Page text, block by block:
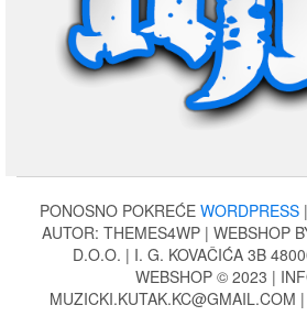
PONOSNO POKREĆE WORDPRESS |
AUTOR: THEMES4WP | WEBSHOP
D.O.O. | I. G. KOVAČIĆA 3B
WEBSHOP © 2023 |
MUZICKI.KUTAK.KC@GMAIL.COM